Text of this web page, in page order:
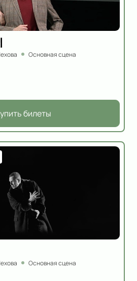
Основная сцена
билеты
Основная сцена